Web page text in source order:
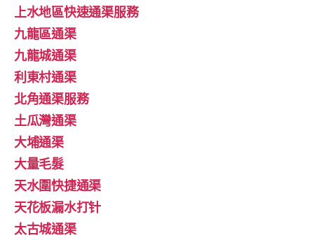
上水地區快速通渠服務
九龍區通渠
九龍城通渠
利東村通渠
北角通渠服務
土瓜灣通渠
大埔通渠
大量毛髮
天水圍快捷通渠
天花板漏水打针
太古城通渠